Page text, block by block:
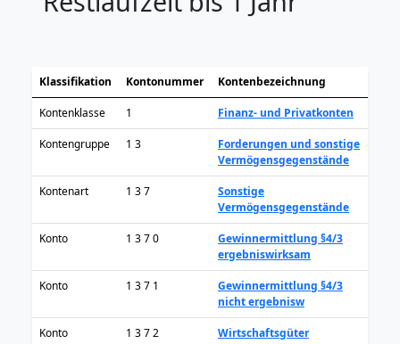
Klassifikation Kontonummer Kontenbezeichnung
Kontenklasse 1 Finanz- und Privatkonten
Kontengruppe 1 3
Forderungen und sonstige
Vermögensgegenstände
Kontenart 1 3 7
Sonstige
Vermögensgegenstände
Konto 1 3 7 0
Gewinnermittlung §4/3
ergebniswirksam
Konto 1 3 7 1
Gewinnermittlung §4/3
nicht ergebnisw
Konto 1 3 7 2
Wirtschaftsgüter